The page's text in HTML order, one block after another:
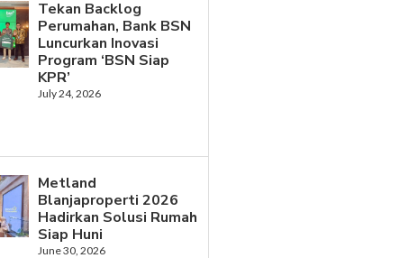
Tekan Backlog
Perumahan, Bank BSN
Luncurkan Inovasi
Program ‘BSN Siap
KPR’
July 24, 2026
Metland
Blanjaproperti 2026
Hadirkan Solusi Rumah
Siap Huni
June 30, 2026